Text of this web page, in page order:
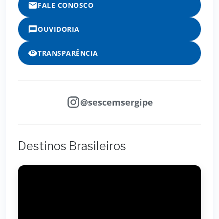
FALE CONOSCO
OUVIDORIA
TRANSPARÊNCIA
@sescemsergipe
Destinos Brasileiros